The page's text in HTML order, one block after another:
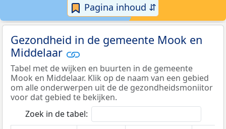
Pagina inhoud ⇵
Gezondheid in de gemeente Mook en
Middelaar
Tabel met de wijken en buurten in de gemeente
Mook en Middelaar. Klik op de naam van een gebied
om alle onderwerpen uit de de gezondheidsmoniitor
voor dat gebied te bekijken.
Zoek in de tabel: